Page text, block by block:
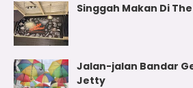
Singgah Makan Di
Jalan-jalan Bandar
Jetty